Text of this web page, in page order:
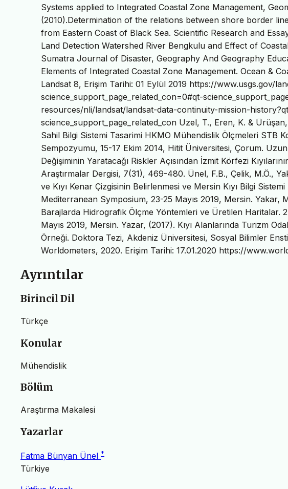
Systems applied to Integrated Coastal Zone Management,
(2010).Determination of the relations between shore border
from Eastern Coast of Black Sea. Scientific Research and
Land Detection Watershed River Bengkulu and Effect of
Sumatra Journal of Disaster, Geography And Geography
Elements of Integrated Coastal Zone Management. Ocean &
Landsat 8, Erişim Tarihi: 01 Eylül 2019 https://www.usgs.gov/
science_support_page_related_con=0#qt-
resources/nli/landsat/landsat-data-continuity-mission-
science_support_page_related_con Uzel, T., Eren, K. &
Sahil Bilgi Sistemi Tasarimi HKMO Mühendislik Ölçmeleri STB
Sempozyumu, 15-17 Ekim 2014, Hitit Üniversitesi, Çorum.
Değişiminin Yaratacağı Riskler Açısından İzmit Körfezi
Araştırmalar Dergisi, 7(31), 469-480. Ünel, F.B., Çelik, M.Ö.,
ve Kıyı Kenar Çizgisinin Belirlenmesi ve Mersin Kıyı Bilgi
Mediterranean Symposium, 23-25 Mayıs 2019, Mersin. Yakar,
Barajlarda Hidrografik Ölçme Yöntemleri ve Üretilen Haritalar.
Mayıs 2019, Mersin. Yazar, (2017). Kıyı Alanlarında Turizm
Örneği. Doktora Tezi, Akdeniz Üniversitesi, Sosyal Bilimler
Worldometers, 2020. Erişim Tarihi: 17.01.2020 https://
Ayrıntılar
Birincil Dil
Türkçe
Konular
Mühendislik
Bölüm
Araştırma Makalesi
Yazarlar
Fatma Bünyan Ünel *
Türkiye